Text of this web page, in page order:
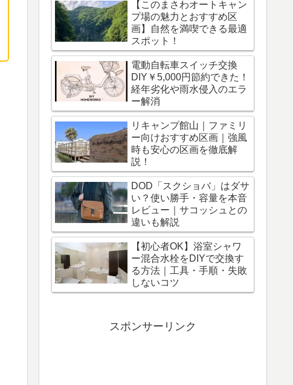
【このまさわオートキャン
プ場の魅力とおすすめ区
画】自然を満喫できる最適
スポット！
電動自転車スイッチ交換
DIY￥5,000円節約できた！
経年劣化や雨水侵入のエラ
ー解消
リキャンプ館山｜ファミリ
ー向けおすすめ区画｜強風
時も安心の区画を徹底解
説！
DOD「スクショバ」はダサ
い？使い勝手・容量を本音
レビュー｜サコッシュとの
違いも解説
【初心者OK】浴室シャワ
ー混合水栓をDIYで交換す
る方法｜工具・手順・失敗
しないコツ
スポンサーリンク